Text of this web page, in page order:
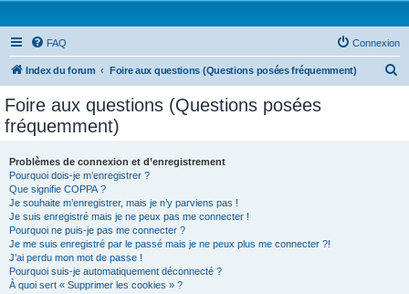
FAQ Connexion
Index du forum Foire aux questions (Questions posées fréquemment)
Foire aux questions (Questions posées
fréquemment)
Problèmes de connexion et d’enregistrement
Pourquoi dois-je m’enregistrer ?
Que signifie COPPA ?
Je souhaite m’enregistrer, mais je n’y parviens pas !
Je suis enregistré mais je ne peux pas me connecter !
Pourquoi ne puis-je pas me connecter ?
Je me suis enregistré par le passé mais je ne peux plus me connecter ?!
J’ai perdu mon mot de passe !
Pourquoi suis-je automatiquement déconnecté ?
À quoi sert « Supprimer les cookies » ?